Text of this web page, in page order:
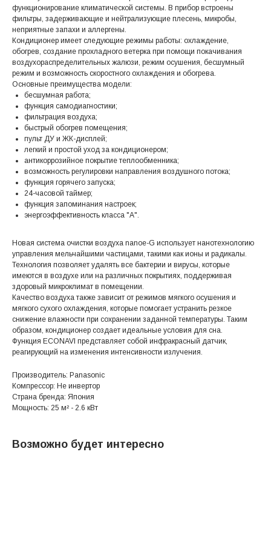
функционирование климатической системы. В прибор встроены
фильтры, задерживающие и нейтрализующие плесень, микробы,
неприятные запахи и аллергены.
Кондиционер имеет следующие режимы работы: охлаждение,
обогрев, создание прохладного ветерка при помощи покачивания
воздухораспределительных жалюзи, режим осушения, бесшумный
режим и возможность скоростного охлаждения и обогрева.
Основные преимущества модели:
бесшумная работа;
функция самодиагностики;
фильтрация воздуха;
быстрый обогрев помещения;
пульт ДУ и ЖК-дисплей;
легкий и простой уход за кондиционером;
антикоррозийное покрытие теплообменника;
возможность регулировки направления воздушного потока;
функция горячего запуска;
24-часовой таймер;
функция запоминания настроек;
энергоэффективность класса "А".
Новая система очистки воздуха nanoe-G использует нанотехнологию
управления мельчайшими частицами, такими как ионы и радикалы.
Технология позволяет удалять все бактерии и вирусы, которые
имеются в воздухе или на различных покрытиях, поддерживая
здоровый микроклимат в помещении.
Качество воздуха также зависит от режимов мягкого осушения и
мягкого сухого охлаждения, которые помогает устранить резкое
снижение влажности при сохранении заданной температуры. Таким
образом, кондиционер создает идеальные условия для сна.
Функция ECONAVI представляет собой инфракрасный датчик,
реагирующий на изменения интенсивности излучения.
Производитель: Panasonic
Компрессор: Не инвертор
Страна бренда: Япония
Мощность: 25 м² - 2.6 кВт
Возможно будет интересно